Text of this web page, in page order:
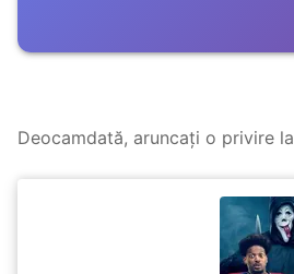
Deocamdată, aruncați o privire la